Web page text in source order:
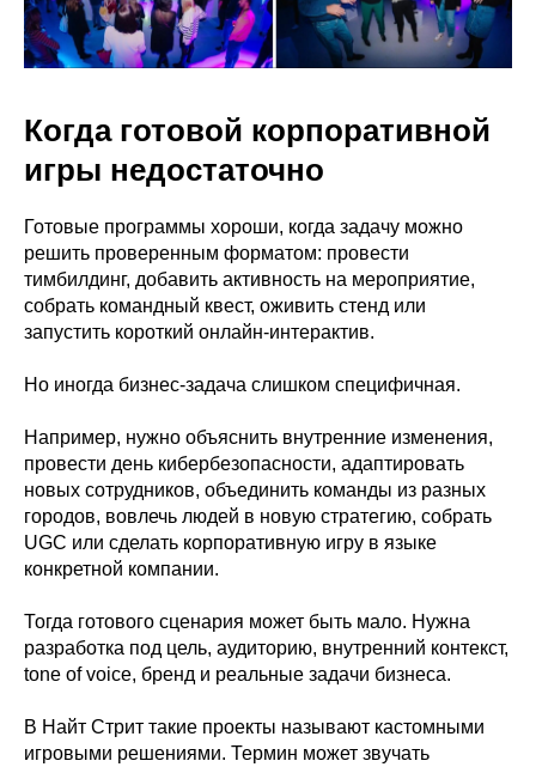
Когда готовой корпоративной
игры недостаточно
Готовые программы хороши, когда задачу можно
решить проверенным форматом: провести
тимбилдинг, добавить активность на мероприятие,
собрать командный квест, оживить стенд или
запустить короткий онлайн-интерактив.
Но иногда бизнес-задача слишком специфичная.
Например, нужно объяснить внутренние изменения,
провести день кибербезопасности, адаптировать
новых сотрудников, объединить команды из разных
городов, вовлечь людей в новую стратегию, собрать
UGC или сделать корпоративную игру в языке
конкретной компании.
Тогда готового сценария может быть мало. Нужна
разработка под цель, аудиторию, внутренний контекст,
tone of voice, бренд и реальные задачи бизнеса.
В Найт Стрит такие проекты называют кастомными
игровыми решениями. Термин может звучать